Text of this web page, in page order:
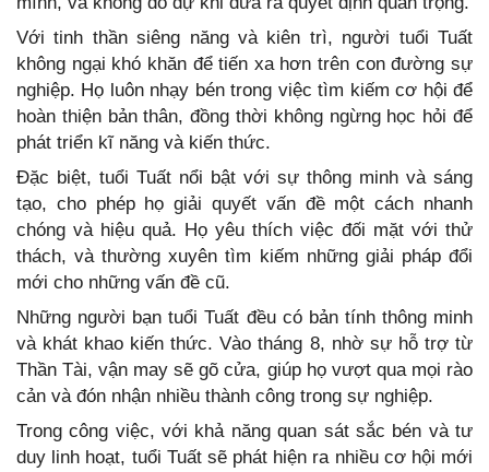
Với tinh thần siêng năng và kiên trì, người tuổi Tuất
không ngại khó khăn để tiến xa hơn trên con đường sự
nghiệp. Họ luôn nhạy bén trong việc tìm kiếm cơ hội để
hoàn thiện bản thân, đồng thời không ngừng học hỏi để
phát triển kĩ năng và kiến thức.
Đặc biệt, tuổi Tuất nổi bật với sự thông minh và sáng
tạo, cho phép họ giải quyết vấn đề một cách nhanh
chóng và hiệu quả. Họ yêu thích việc đối mặt với thử
thách, và thường xuyên tìm kiếm những giải pháp đổi
mới cho những vấn đề cũ.
Những người bạn tuổi Tuất đều có bản tính thông minh
và khát khao kiến thức. Vào tháng 8, nhờ sự hỗ trợ từ
Thần Tài, vận may sẽ gõ cửa, giúp họ vượt qua mọi rào
cản và đón nhận nhiều thành công trong sự nghiệp.
Trong công việc, với khả năng quan sát sắc bén và tư
duy linh hoạt, tuổi Tuất sẽ phát hiện ra nhiều cơ hội mới